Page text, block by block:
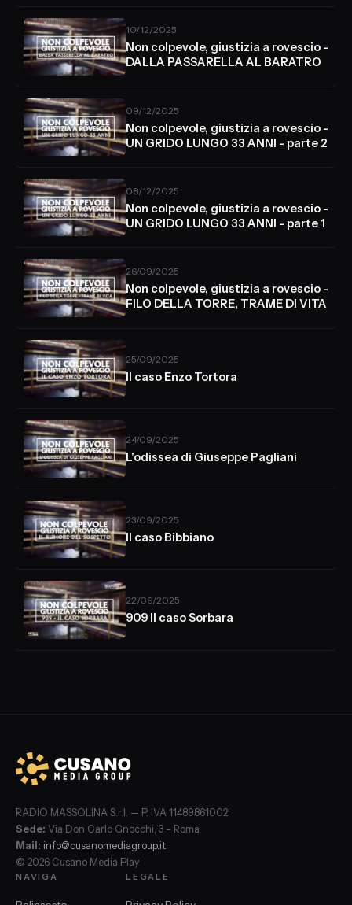
10/12/2025
Non colpevole, giustizia a rovescio -
DALLA PASSARELLA AL BARATRO
09/12/2025
Non colpevole, giustizia a rovescio -
UN GRIDO LUNGO 33 ANNI - parte 2
08/12/2025
Non colpevole, giustizia a rovescio -
UN GRIDO LUNGO 33 ANNI - parte 1
26/09/2025
Non colpevole, giustizia a rovescio -
FILO DELLA TORRE, TRAME DI VITA
25/09/2025
Il caso Enzo Tortora
24/09/2025
L'odissea di Giuseppe Pagliani
23/09/2025
Il caso Bibbiano
22/09/2025
909 Il caso Sorbara
RADIO MASSOLINA S.r.l. — P. IVA 11489861002
Sede: Via Don Carlo Gnocchi, 3 – Roma
Mail: info@cusanomediagroup.it
© 2026 Cusano Media Play
NAVIGA LEGALE